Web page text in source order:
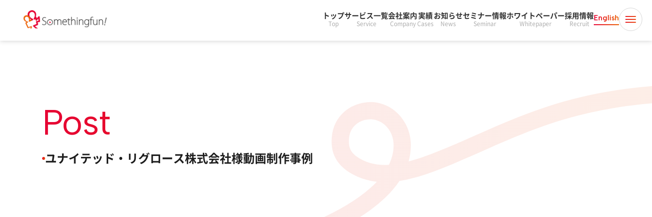
トップ
Top
サービス一覧
Service
会社案内
Company
実績
Cases
お知らせ
News
セミナー情報
Seminar
ホワイトペーパー
Whitepaper
採用情報
Recruit
English
Post
ユナイテッド・リグロース株式会社様動画制作事例